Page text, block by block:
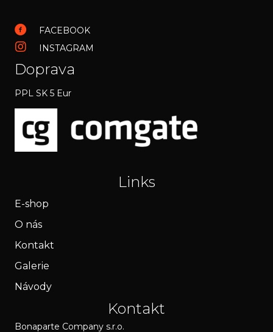
FACEBOOK
INSTAGRAM
Doprava
PPL SK 5 Eur
Links
E-shop
O nás
Kontakt
Galerie
Návody
Kontakt
Bonaparte Company s.r.o.